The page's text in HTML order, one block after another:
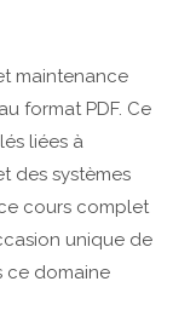
maintenance
format PDF. Ce
liées à
des systèmes
cours complet
unique de
ce domaine